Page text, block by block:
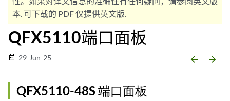
本. 可下载的 PDF 仅提供英文版.
QFX5110端口面板
date_range 29-Jun-25 arrow_backward arrow_forward
QFX5110-48S 端口面板